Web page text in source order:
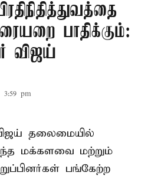
பாதிக்கும்:
விஜய்
3:59 pm
தலைமையில்
மக்களவை மற்றும்
பங்கேற்ற